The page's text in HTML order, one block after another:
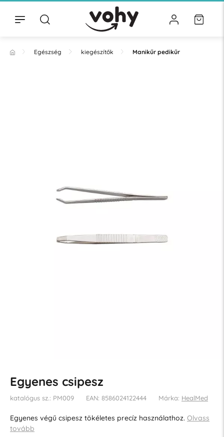
Egészség kiegészítők Manikűr pedikűr
Egyenes csipesz
katalógus sz.: PM009 EAN: 8586024122444 Márka: HealMed
Egyenes végű csipesz tökéletes precíz használathoz. Olvass
tovább